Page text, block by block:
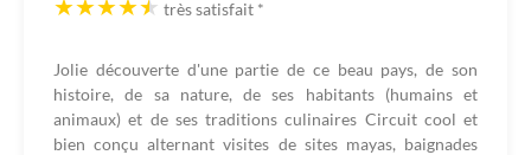
très satisfait *
Jolie découverte d'une partie de ce beau pays, de son
histoire, de sa nature, de ses habitants (humains et
animaux) et de ses traditions culinaires Circuit cool et
bien conçu alternant visites de sites mayas, baignades